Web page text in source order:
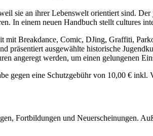
sie an ihrer Lebenswelt orientiert sind.
In einem neuen Handbuch stellt cultures
Breakdance, Comic, DJing, Graffiti,
präsentiert ausgewählte historische
angeregt werden, um einen gelungenen
gegen eine Schutzgebühr von 10,00 € inkl.
Fortbildungen und Neuerscheinungen.